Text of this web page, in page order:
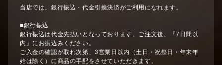
当店では、銀行振込・代金引換決済がご利用になれます。
■銀行振込
銀行振込は代金先払いとなっております。ご注文後、『7日間以
内』にお振込みください。
ご入金の確認が取れ次第、3営業日以内（土日・祝祭日・年末年
始は除く）に商品の手配をさせていただきます。